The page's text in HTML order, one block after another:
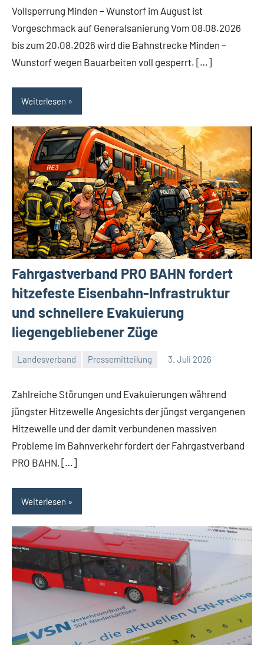
Vollsperrung Minden – Wunstorf im August ist
Vorgeschmack auf Generalsanierung Vom 08.08.2026
bis zum 20.08.2026 wird die Bahnstrecke Minden –
Wunstorf wegen Bauarbeiten voll gesperrt. […]
Weiterlesen
Fahrgastverband PRO BAHN fordert
hitzefeste Eisenbahn-Infrastruktur
und schnellere Evakuierung
liegengebliebener Züge
Landesverband Pressemitteilung 3. Juli 2026
Zahlreiche Störungen und Evakuierungen während
jüngster Hitzewelle Angesichts der jüngst vergangenen
Hitzewelle und der damit verbundenen massiven
Probleme im Bahnverkehr fordert der Fahrgastverband
PRO BAHN, […]
Weiterlesen